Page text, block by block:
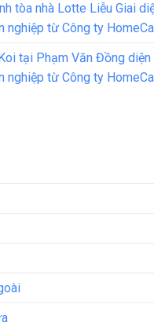
tòa nhà Lotte Liễu Giai
nghiệp từ Công ty
tại Phạm Văn Đồng
nghiệp từ Công ty